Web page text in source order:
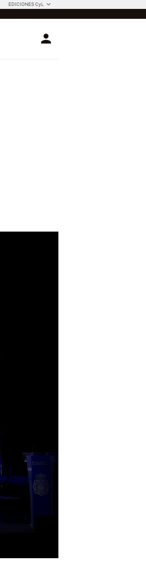
EDICIONES CyL
Login